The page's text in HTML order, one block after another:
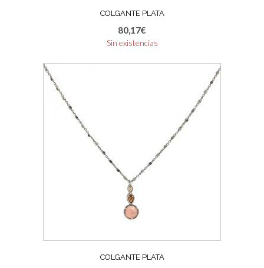
COLGANTE PLATA
80,17€
Sin existencias
COLGANTE PLATA